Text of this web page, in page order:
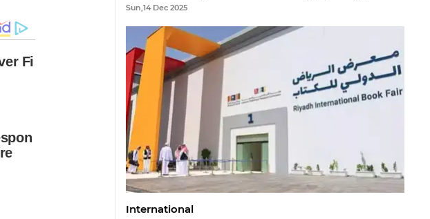
ഫെങ് ഷൂയി വിശ്വാസങ്ങൾ
Sun,14 Dec 2025
International